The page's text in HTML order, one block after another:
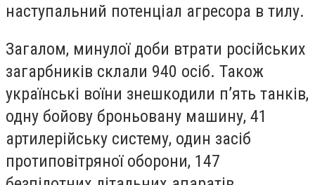
наступальний потенціал агресора в тилу.
Загалом, минулої доби втрати російських
загарбників склали 940 осіб. Також
українські воїни знешкодили п’ять танків,
одну бойову броньовану машину, 41
артилерійську систему, один засіб
протиповітряної оборони, 147